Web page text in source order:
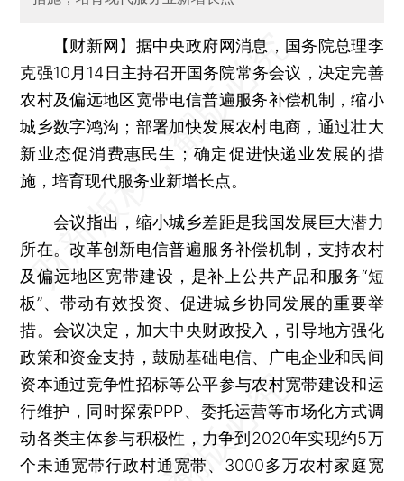
【财新网】 据中央政府网消息，国务院总理李
克强10月14日主持召开国务院常务会议，决定完善
农村及偏远地区宽带电信普遍服务补偿机制，缩小
城乡数字鸿沟；部署加快发展农村电商，通过壮大
新业态促消费惠民生；确定促进快递业发展的措
施，培育现代服务业新增长点。
会议指出，缩小城乡差距是我国发展巨大潜力
所在。改革创新电信普遍服务补偿机制，支持农村
及偏远地区宽带建设，是补上公共产品和服务“短
板”、带动有效投资、促进城乡协同发展的重要举
措。会议决定，加大中央财政投入，引导地方强化
政策和资金支持，鼓励基础电信、广电企业和民间
资本通过竞争性招标等公平参与农村宽带建设和运
行维护，同时探索PPP、委托运营等市场化方式调
动各类主体参与积极性，力争到2020年实现约5万
个未通宽带行政村通宽带、3000多万农村家庭宽